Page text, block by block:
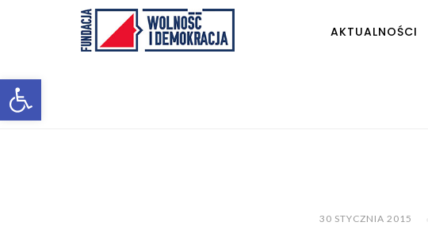
Otwórz pasek narzędzi
AKTUALNOŚCI
30 STYCZNIA 2015